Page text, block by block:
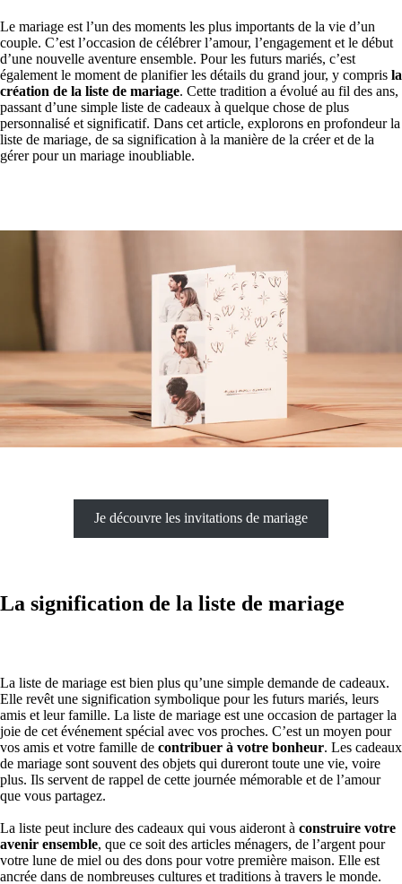
Le mariage est l’un des moments les plus importants de la vie d’un
couple. C’est l’occasion de célébrer l’amour, l’engagement et le début
d’une nouvelle aventure ensemble. Pour les futurs mariés, c’est
également le moment de planifier les détails du grand jour, y compris la
création de la liste de mariage. Cette tradition a évolué au fil des ans,
passant d’une simple liste de cadeaux à quelque chose de plus
personnalisé et significatif. Dans cet article, explorons en profondeur la
liste de mariage, de sa signification à la manière de la créer et de la
gérer pour un mariage inoubliable.
Je découvre les invitations de mariage
La signification de la liste de mariage
La liste de mariage est bien plus qu’une simple demande de cadeaux.
Elle revêt une signification symbolique pour les futurs mariés, leurs
amis et leur famille. La liste de mariage est une occasion de partager la
joie de cet événement spécial avec vos proches. C’est un moyen pour
vos amis et votre famille de contribuer à votre bonheur. Les cadeaux
de mariage sont souvent des objets qui dureront toute une vie, voire
plus. Ils servent de rappel de cette journée mémorable et de l’amour
que vous partagez.
La liste peut inclure des cadeaux qui vous aideront à construire votre
avenir ensemble, que ce soit des articles ménagers, de l’argent pour
votre lune de miel ou des dons pour votre première maison. Elle est
ancrée dans de nombreuses cultures et traditions à travers le monde.